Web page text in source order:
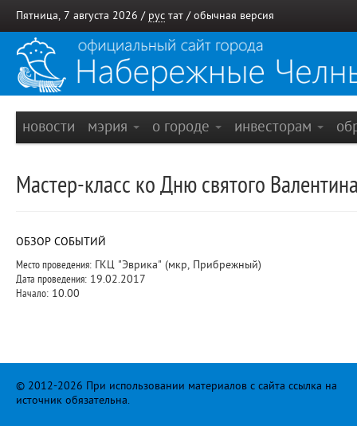
Пятница, 7 августа 2026 / рус тат / обычная версия
новости мэрия о городе инвесторам
Мастер-класс ко Дню святого
ОБЗОР СОБЫТИЙ
Место проведения: ГКЦ "Эврика" (мкр, Прибрежный)
Дата проведения: 19.02.2017
Начало: 10.00
© 2012-2026 При использовании материалов с сайта ссылка на
источник обязательна.